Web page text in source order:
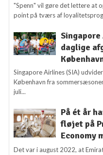
"Spenn" vil gøre det lettere at
point på tværs af
daglige
Singapore Airlines (SIA)
København fra
juli...
På ét år
fløjet på
Economy
Det var i august 2022, at